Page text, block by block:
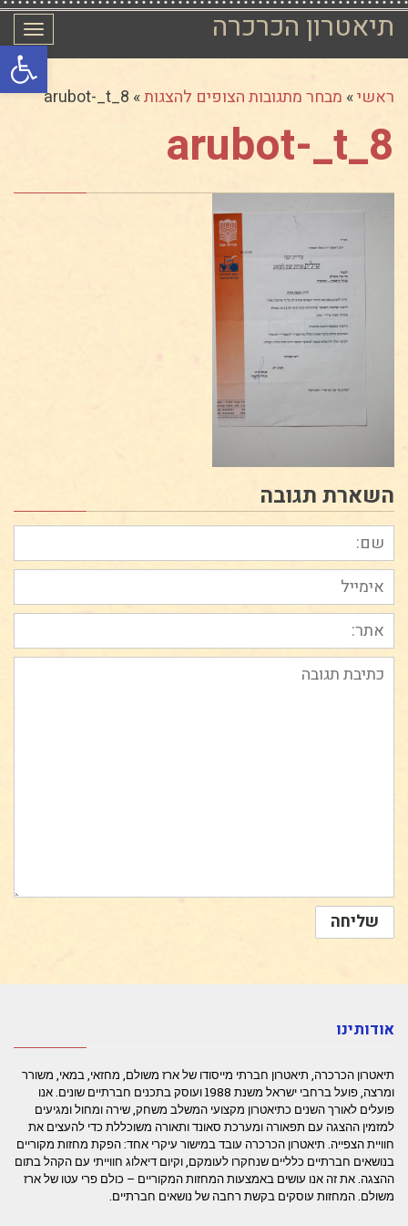
פתח
תיאטרון הכרכרה
ראשי» מבחר מתגובות הצופים להצגות»
arubot-_t_8
arubot-_t_8
השארת תגובה
אודותינו
תיאטרון הכרכרה, תיאטרון חברתי מייסודו של ארז משולם, מחזאי, במאי, משורר
ומרצה, פועל ברחבי ישראל משנת 1988 ועוסק בתכנים חברתיים שונים. אנו
פועלים לאורך השנים כתיאטרון מקצועי המשלב משחק, שירה ומחול ומגיעים
למזמין ההצגה עם תפאורה ומערכת סאונד ותאורה משוכללת כדי להעצים את
חוויית הצפייה. תיאטרון הכרכרה עובד במישור עיקרי אחד: הפקת מחזות מקוריים
בנושאים חברתיים כלליים שנחקרו לעומקם, וקיום דיאלוג חווייתי עם הקהל בתום
ההצגה. את זה אנו עושים באמצעות המחזות המקוריים – כולם פרי עטו של ארז
משולם. המחזות עוסקים בקשת רחבה של נושאים חברתיים.